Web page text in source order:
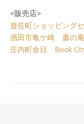
<販売店>
遊佐町ショッピング
酒田市亀ケ崎 書の庵
庄内町余目 Book